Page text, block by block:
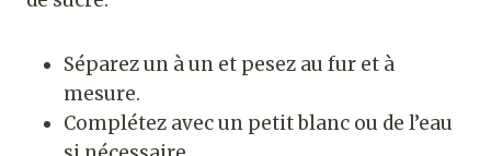
Séparez un à un et pesez au fur et à
mesure.
Complétez avec un petit blanc ou de l’eau